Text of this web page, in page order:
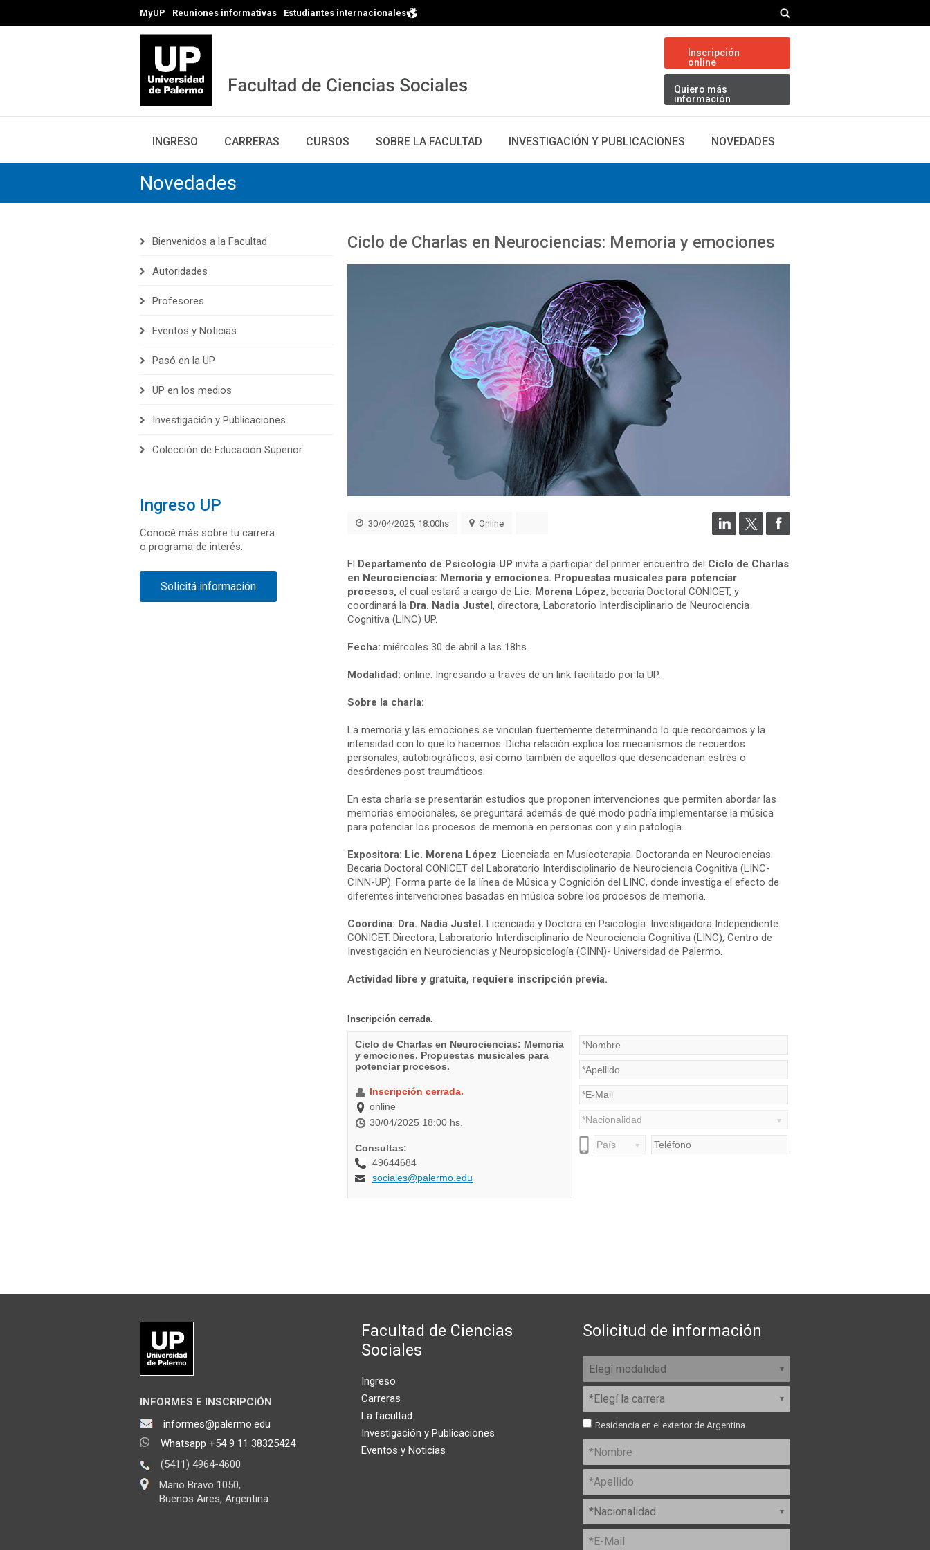
MyUP Reuniones informativas Estudiantes internacionales
Inscripción
online
Quiero más
información
INGRESO CARRERAS CURSOS SOBRE LA FACULTAD INVESTIGACIÓN Y PUBLICACIONES NOVEDADES
Novedades
Ciclo de Charlas en Neurociencias: Memoria y emociones
30/04/2025, 18:00hs Online
El Departamento de Psicología UP invita a participar del primer encuentro del Ciclo de Charlas
en Neurociencias: Memoria y emociones. Propuestas musicales para potenciar
procesos, el cual estará a cargo de Lic. Morena López, becaria Doctoral CONICET, y
coordinará la Dra. Nadia Justel, directora, Laboratorio Interdisciplinario de Neurociencia
Cognitiva (LINC) UP.
Fecha: miércoles 30 de abril a las 18hs.
Modalidad: online. Ingresando a través de un link facilitado por la UP.
Sobre la charla:
La memoria y las emociones se vinculan fuertemente determinando lo que recordamos y la
intensidad con lo que lo hacemos. Dicha relación explica los mecanismos de recuerdos
personales, autobiográficos, así como también de aquellos que desencadenan estrés o
desórdenes post traumáticos.
En esta charla se presentarán estudios que proponen intervenciones que permiten abordar las
memorias emocionales, se preguntará además de qué modo podría implementarse la música
para potenciar los procesos de memoria en personas con y sin patología.
Expositora: Lic. Morena López. Licenciada en Musicoterapia. Doctoranda en Neurociencias.
Becaria Doctoral CONICET del Laboratorio Interdisciplinario de Neurociencia Cognitiva (LINC-
CINN-UP). Forma parte de la línea de Música y Cognición del LINC, donde investiga el efecto de
diferentes intervenciones basadas en música sobre los procesos de memoria.
Coordina: Dra. Nadia Justel. Licenciada y Doctora en Psicología. Investigadora Independiente
CONICET. Directora, Laboratorio Interdisciplinario de Neurociencia Cognitiva (LINC), Centro de
Investigación en Neurociencias y Neuropsicología (CINN)- Universidad de Palermo.
Actividad libre y gratuita, requiere inscripción previa.
Bienvenidos a la Facultad
Autoridades
Profesores
Eventos y Noticias
Pasó en la UP
UP en los medios
Investigación y Publicaciones
Colección de Educación Superior
Ingreso UP
Conocé más sobre tu carrera
o programa de interés.
Solicitá información
INFORMES E INSCRIPCIÓN
informes@palermo.edu
Whatsapp +54 9 11 38325424
(5411) 4964-4600
Mario Bravo 1050,
Buenos Aires, Argentina
Facultad de Ciencias
Sociales
Ingreso
Carreras
La facultad
Investigación y Publicaciones
Eventos y Noticias
Solicitud de información
Residencia en el exterior de Argentina